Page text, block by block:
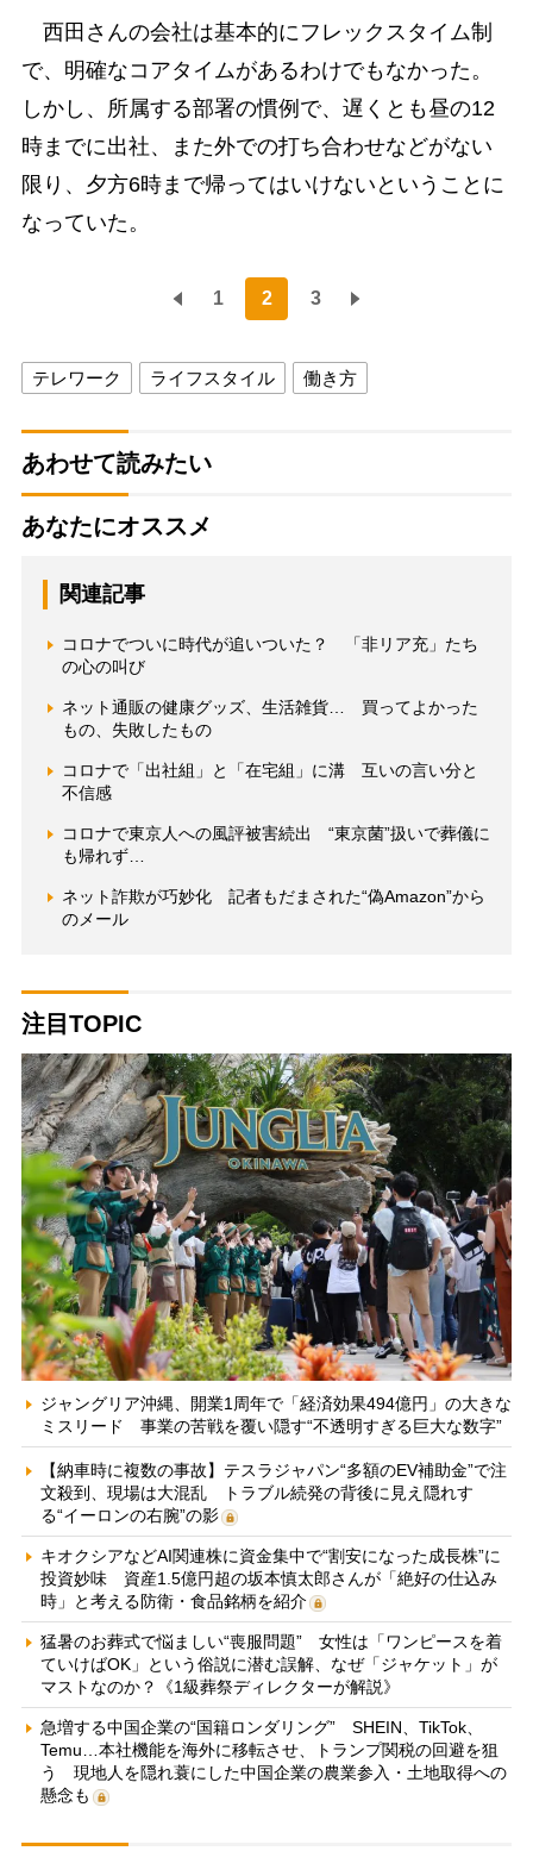
西田さんの会社は基本的にフレックスタイム制
で、明確なコアタイムがあるわけでもなかった。
しかし、所属する部署の慣例で、遅くとも昼の12
時までに出社、また外での打ち合わせなどがない
限り、夕方6時まで帰ってはいけないということに
なっていた。
1 2 3
テレワーク ライフスタイル 働き方
あわせて読みたい
あなたにオススメ
関連記事
コロナでついに時代が追いついた？ 「非リア充」たち
の心の叫び
ネット通販の健康グッズ、生活雑貨… 買ってよかった
もの、失敗したもの
コロナで「出社組」と「在宅組」に溝 互いの言い分と
不信感
コロナで東京人への風評被害続出 “東京菌”扱いで葬儀に
も帰れず…
ネット詐欺が巧妙化 記者もだまされた“偽Amazon”から
のメール
注目TOPIC
ジャングリア沖縄、開業1周年で「経済効果494億円」の大きな
ミスリード 事業の苦戦を覆い隠す“不透明すぎる巨大な数字”
【納車時に複数の事故】テスラジャパン“多額のEV補助金”で注
文殺到、現場は大混乱 トラブル続発の背後に見え隠れす
る“イーロンの右腕”の影
キオクシアなどAI関連株に資金集中で“割安になった成長株”に
投資妙味 資産1.5億円超の坂本慎太郎さんが「絶好の仕込み
時」と考える防衛・食品銘柄を紹介
猛暑のお葬式で悩ましい“喪服問題” 女性は「ワンピースを着
ていけばOK」という俗説に潜む誤解、なぜ「ジャケット」が
マストなのか？《1級葬祭ディレクターが解説》
急増する中国企業の“国籍ロンダリング” SHEIN、TikTok、
Temu…本社機能を海外に移転させ、トランプ関税の回避を狙
う 現地人を隠れ蓑にした中国企業の農業参入・土地取得への
懸念も